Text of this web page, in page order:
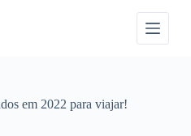
em 2022 para viajar!